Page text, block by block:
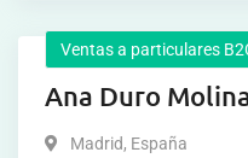
Ventas a particulares
Ana Duro
Madrid, España